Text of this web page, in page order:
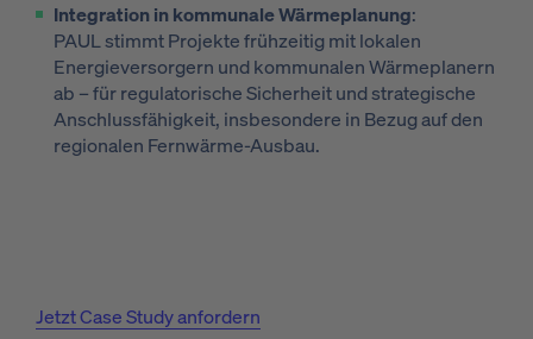
Integration in kommunale Wärmeplanung:
PAUL stimmt Projekte frühzeitig mit lokalen
Energieversorgern und kommunalen Wärmeplanern
ab – für regulatorische Sicherheit und strategische
Anschlussfähigkeit, insbesondere in Bezug auf den
regionalen Fernwärme-Ausbau.
Jetzt Case Study anfordern